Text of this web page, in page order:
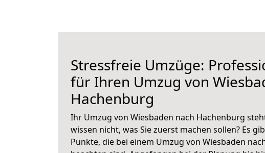
Stressfreie Umzüge:
für Ihren Umzug von
Hachenburg
Ihr Umzug von Wiesbaden nach Hachenburg
wissen nicht, was Sie zuerst machen sollen? Es
Punkte, die bei einem Umzug von Wiesbaden